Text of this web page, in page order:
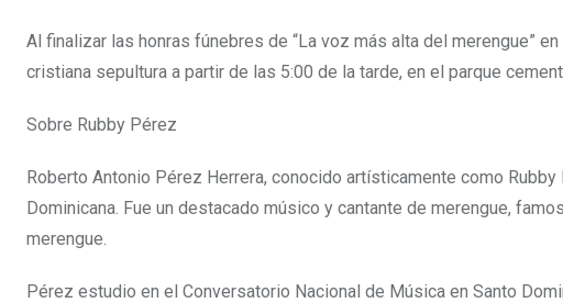
Al finalizar las honras fúnebres de “La voz más alta del merengue”
cristiana sepultura a partir de las 5:00 de la tarde, en el parque
Sobre Rubby Pérez
Roberto Antonio Pérez Herrera, conocido artísticamente como
Dominicana. Fue un destacado músico y cantante de merengue,
merengue.
Pérez estudio en el Conversatorio Nacional de Música en Santo